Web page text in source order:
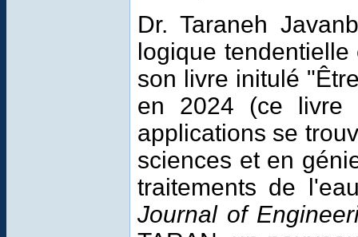
Dr. Taraneh
logique
son livre initulé
en 2024 (ce livre
applications se
sciences et en
traitements de
Journal of